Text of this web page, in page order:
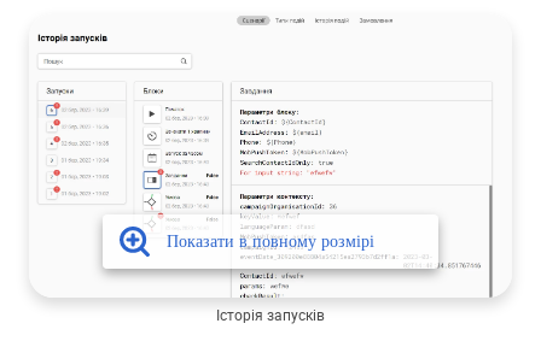
Що змінилося стилістично
Експорт статистики
Інші оновлення
UTM для багатомовних повідомлень
Процесинг для Text Local
Загальні оператори для правил та алгоритмів
Причини відписки для видалення контактів вручну
Історія запусків